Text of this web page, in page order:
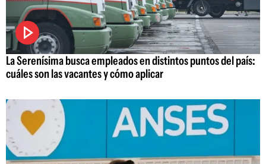
La Serenísima busca empleados en distintos puntos del país:
cuáles son las vacantes y cómo aplicar